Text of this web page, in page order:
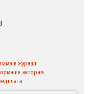
в журналі
авторам